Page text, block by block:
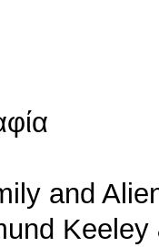
and